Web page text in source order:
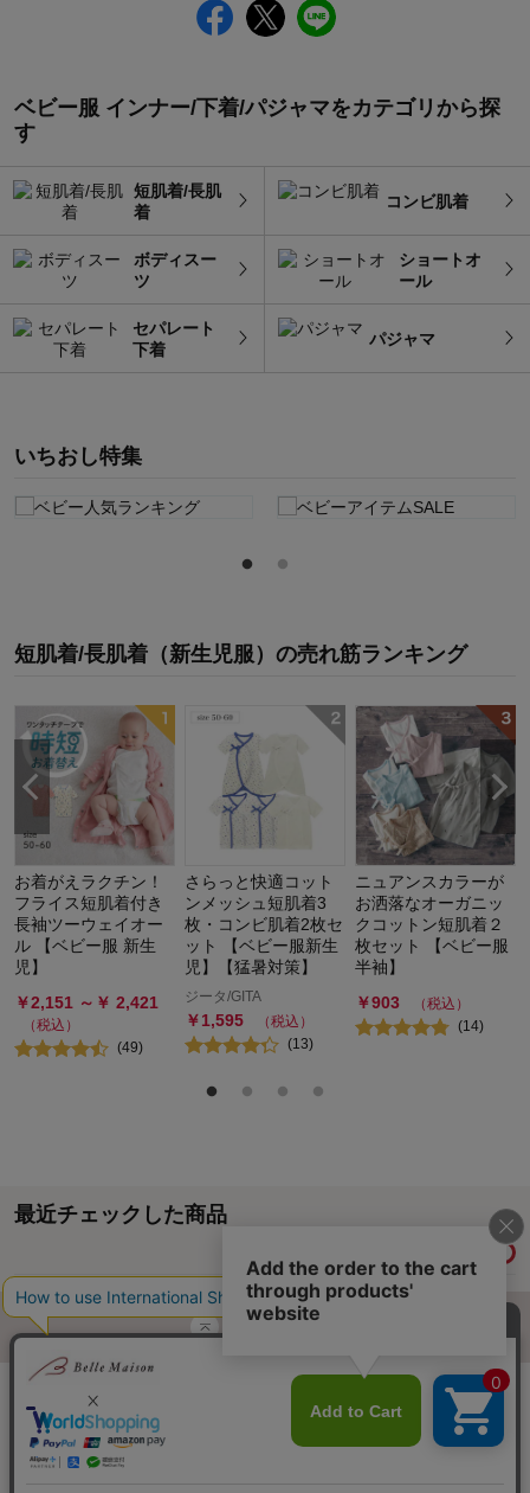
ベビー服 インナー/下着/パジャマをカテゴリから探
す
短肌着/長肌
着
コンビ肌着
ボディスー
ツ
ショートオ
ール
セパレート
下着
パジャマ
いちおし特集
短肌着/長肌着（新生児服） の売れ筋ランキング
お着がえラクチン！
フライス短肌着付き
長袖ツーウェイオー
ル 【ベビー服 新生
児】
￥2,151 ～￥ 2,421
（税込）
(49)
さらっと快適コット
ンメッシュ短肌着3
枚・コンビ肌着2枚セ
ット 【ベビー服新生
児】【猛暑対策】
ジータ/GITA
￥1,595
（税込）
(13)
ニュアンスカラーが
お洒落なオーガニッ
クコットン短肌着２
枚セット 【ベビー服
半袖】
￥903
（税込）
(14)
最近チェックした商品
ご利用ガイド・お知らせ
サイトマップ ベルメゾンネットTOPへ